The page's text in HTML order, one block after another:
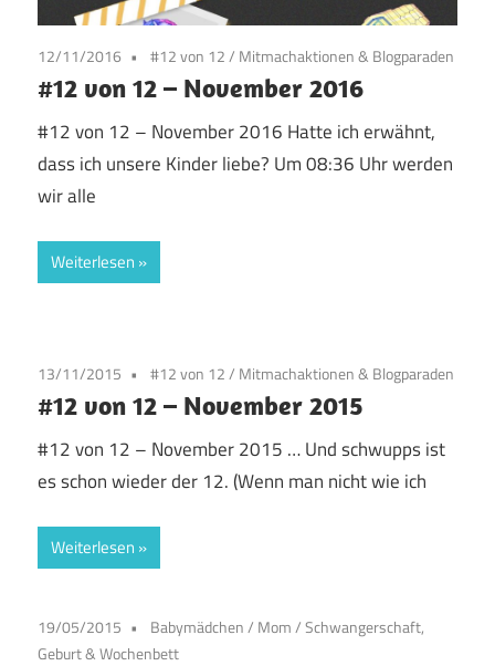
12/11/2016 #12 von 12/ Mitmachaktionen & Blogparaden
#12 von 12 – November 2016
#12 von 12 – November 2016 Hatte ich erwähnt,
dass ich unsere Kinder liebe? Um 08:36 Uhr werden
wir alle
Weiterlesen
13/11/2015 #12 von 12/ Mitmachaktionen & Blogparaden
#12 von 12 – November 2015
#12 von 12 – November 2015 … Und schwupps ist
es schon wieder der 12. (Wenn man nicht wie ich
Weiterlesen
19/05/2015 Babymädchen/ Mom/Schwangerschaft,
Geburt & Wochenbett